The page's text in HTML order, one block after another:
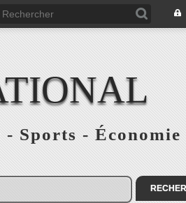
Sports - Économie